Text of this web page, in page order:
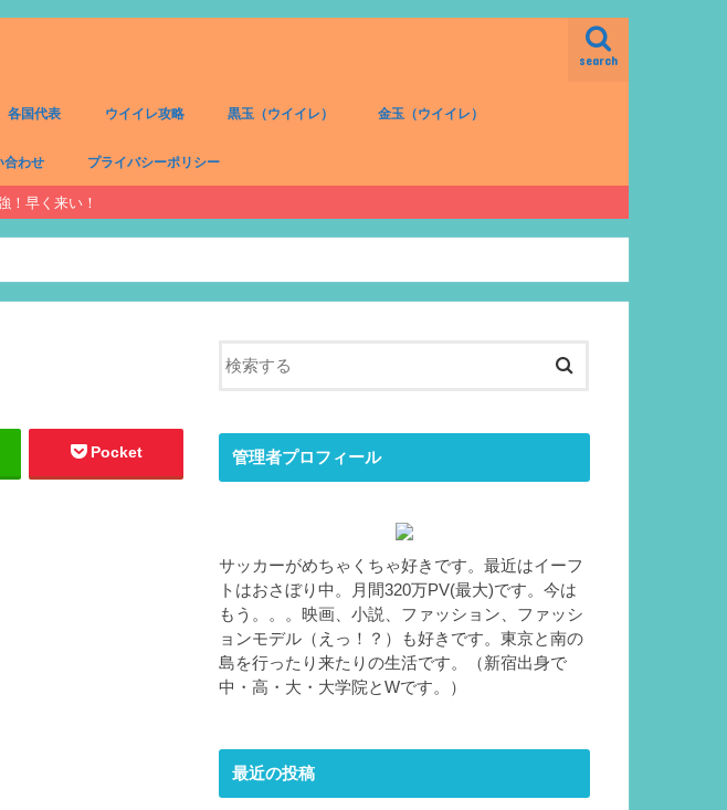
search
各国代表 ウイイレ攻略 黒玉（ウイイレ） 金玉（ウイイレ）
合わせ プライバシーポリシー
！早く来い！
Pocket 管理者プロフィール
サッカーがめちゃくちゃ好きです。最近はイーフ
トはおさぼり中。月間320万PV(最大)です。今は
もう。。。映画、小説、ファッション、ファッシ
ョンモデル（えっ！？）も好きです。東京と南の
島を行ったり来たりの生活です。（新宿出身で
中・高・大・大学院とWです。）
最近の投稿